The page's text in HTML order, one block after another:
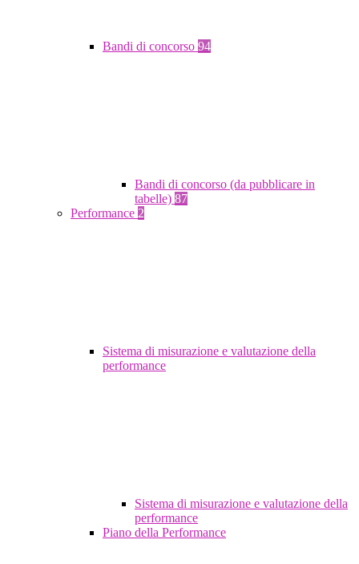
Bandi di concorso 94
Bandi di concorso (da pubblicare in
tabelle) 87
Performance 2
Sistema di misurazione e valutazione della
performance
Sistema di misurazione e valutazione della
performance
Piano della Performance